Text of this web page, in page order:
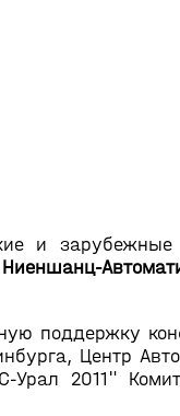
и
Ниеншанц-
поддержку
Центр
Урал 2011"